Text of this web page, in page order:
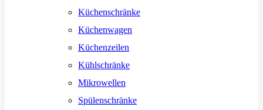
Küchenschränke
Küchenwagen
Küchenzeilen
Kühlschränke
Mikrowellen
Spülenschränke